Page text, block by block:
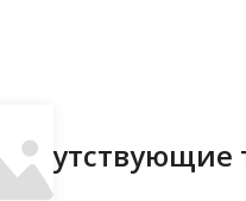
Сопутствующие